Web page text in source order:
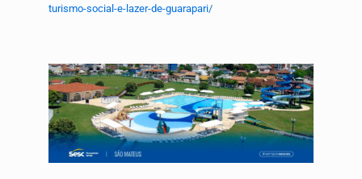
turismo-social-e-lazer-de-guarapari/